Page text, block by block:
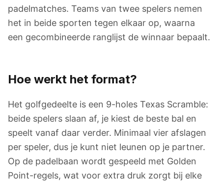
padelmatches. Teams van twee spelers nemen
het in beide sporten tegen elkaar op, waarna
een gecombineerde ranglijst de winnaar bepaalt.
Hoe werkt het format?
Het golfgedeelte is een 9-holes Texas Scramble:
beide spelers slaan af, je kiest de beste bal en
speelt vanaf daar verder. Minimaal vier afslagen
per speler, dus je kunt niet leunen op je partner.
Op de padelbaan wordt gespeeld met Golden
Point-regels, wat voor extra druk zorgt bij elke